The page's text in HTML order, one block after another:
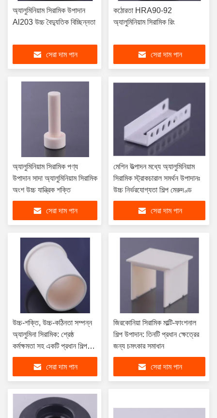
অ্যালুমিনিয়াম সিরামিক উপাদান
Al203 উচ্চ বৈদ্যুতিক বিচ্ছিন্নতা
সেরা দাম পান
কঠোরতা HRA90-92
অ্যালুমিনিয়াম সিরামিক রিং
সেরা দাম পান
অ্যালুমিনিয়াম সিরামিক পণ্য
উপাদান সাদা অ্যালুমিনিয়াম সিরামিক
অংশ উচ্চ যান্ত্রিক শক্তি
সেরা দাম পান
মেশিন উত্পাদন মধ্যে অ্যালুমিনিয়াম
সিরামিক স্ট্রাকচারাল সমর্থন উপাদানঃ
উচ্চ নির্ভরযোগ্যতা শিল্প মেরুদণ্ড
সেরা দাম পান
উচ্চ-শক্তি, উচ্চ-কঠিনতা সম্পন্ন
অ্যালুমিনা সিরামিক: শ্রেষ্ঠ
কর্মক্ষমতা সহ একটি প্রধান শিল্প
উপাদান
সেরা দাম পান
জিরকোনিয়া সিরামিক মাল্টি-ফাংশনাল
শিল্প উপাদান: তিনটি প্রধান ক্ষেত্রের
জন্য চমৎকার সমাধান
সেরা দাম পান